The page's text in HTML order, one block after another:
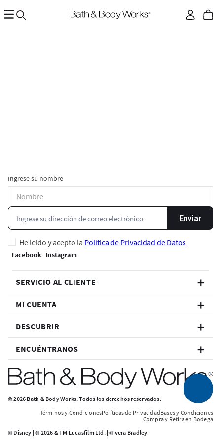
Ingrese su nombre
Enviar
He leído y acepto la Política de Privacidad de Datos
SERVICIO AL CLIENTE
MI CUENTA
DESCUBRIR
ENCUÉNTRANOS
© 2026 Bath & Body Works. Todos los derechos reservados.
Términos y CondicionesPolíticas de PrivacidadBases y Condiciones
Compra y Retira en Bodega
© Disney | © 2026 & TM Lucasfilm Ltd. | © vera Bradley